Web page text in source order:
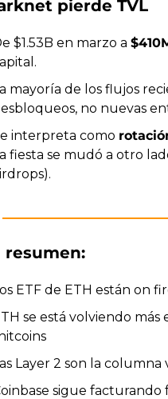
pierde TVL
$1.53B en marzo a
mayoría de los flujos
no nuevas
interpreta como
fiesta se mudó a otro
ETF de ETH están on
se está volviendo más
Layer 2 son la
sigue facturando